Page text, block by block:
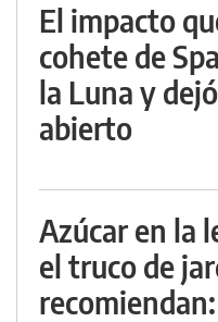
El impacto
cohete de
la Luna y
abierto
Azúcar en la
el truco de